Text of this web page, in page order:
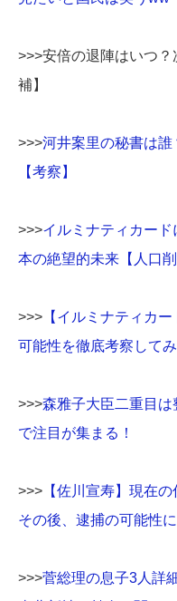
>>>安倍の退陣はいつ
補】
>>>河井案里の秘書は
【考察】
>>>イルミナティカード
本の絶望的未来【人口削
>>> 【イルミナティカ
可能性を徹底考察してみ
>>>森雅子大臣二重目は
で注目が集まる！
>>> 【佐川宣寿】現在
その後、逮捕の可能性
>>>菅総理の息子3人詳